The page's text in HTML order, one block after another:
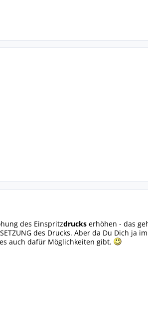
des Einspritzdrucks erhöhen - das
des Drucks. Aber da Du Dich ja im
auch dafür Möglichkeiten gibt.